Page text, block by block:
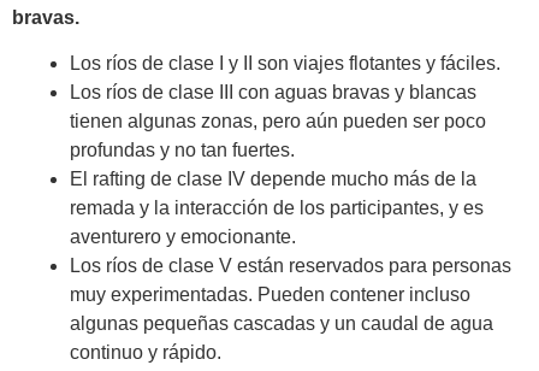
bravas.
Los ríos de clase I y II son viajes flotantes y fáciles.
Los ríos de clase III con aguas bravas y blancas
tienen algunas zonas, pero aún pueden ser poco
profundas y no tan fuertes.
El rafting de clase IV depende mucho más de la
remada y la interacción de los participantes, y es
aventurero y emocionante.
Los ríos de clase V están reservados para personas
muy experimentadas. Pueden contener incluso
algunas pequeñas cascadas y un caudal de agua
continuo y rápido.